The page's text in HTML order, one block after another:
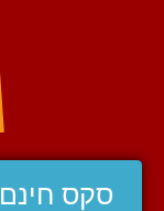
סקס חינם